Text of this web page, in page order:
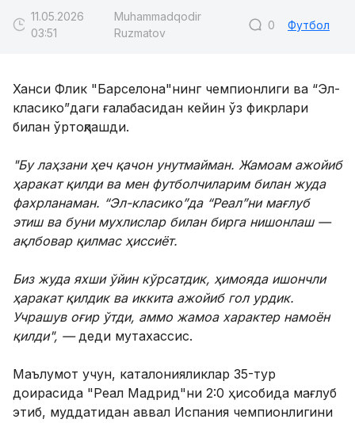
11.05.2026
03:51
Muhammadqodir
Ruzmatov
0 Футбол
Ханси Флик "Барселона"нинг чемпионлиги ва “Эл-
класико”даги ғалабасидан кейин ўз фикрлари
билан ўртоқлашди.
"Бу лаҳзани ҳеч қачон унутмайман. Жамоам ажойиб
ҳаракат қилди ва мен футболчиларим билан жуда
фахрланаман. “Эл-класико”да “Реал”ни мағлуб
этиш ва буни мухлислар билан бирга нишонлаш —
ақлбовар қилмас ҳиссиёт.
Биз жуда яхши ўйин кўрсатдик, ҳимояда ишончли
ҳаракат қилдик ва иккита ажойиб гол урдик.
Учрашув оғир ўтди, аммо жамоа характер намоён
қилди", —деди мутахассис.
Маълумот учун, каталонияликлар 35-тур
доирасида "Реал Мадрид"ни 2:0 ҳисобида мағлуб
этиб, муддатидан аввал Испания чемпионлигини